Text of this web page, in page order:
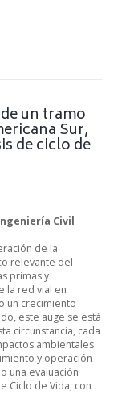
un tramo
Sur,
de ciclo de
Civil
de la
relevante del
primas y
la red vial en
un crecimiento
este auge se está
circunstancia, cada
ambientales
y operación
una evaluación
Ciclo de Vida, con